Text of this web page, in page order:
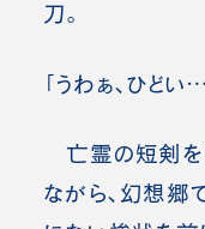
刀。
「うわぁ、ひどい
亡霊の短剣を
ながら、幻想郷